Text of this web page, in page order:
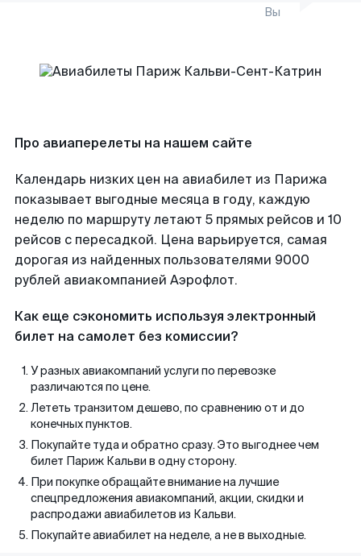
Вы
Про авиаперелеты на нашем сайте
Календарь низких цен на авиабилет из Парижа
показывает выгодные месяца в году, каждую
неделю по маршруту летают 5 прямых рейсов и 10
рейсов с пересадкой. Цена варьируется, самая
дорогая из найденных пользователями 9000
рублей авиакомпанией Аэрофлот.
Как еще сэкономить используя электронный
билет на самолет без комиссии?
У разных авиакомпаний услуги по перевозке
различаются по цене.
Лететь транзитом дешево, по сравнению от и до
конечных пунктов.
Покупайте туда и обратно сразу. Это выгоднее чем
билет Париж Кальви в одну сторону.
При покупке обращайте внимание на лучшие
спецпредложения авиакомпаний, акции, скидки и
распродажи авиабилетов из Кальви.
Покупайте авиабилет на неделе, а не в выходные.